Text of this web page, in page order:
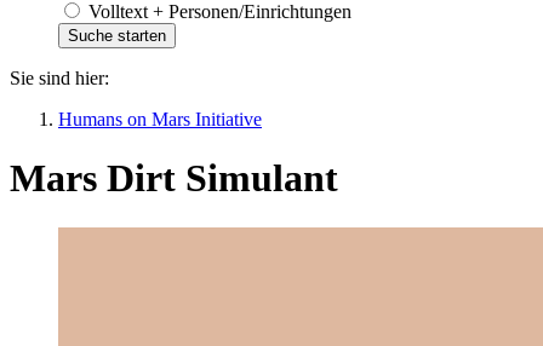
Volltext + Personen/Einrichtungen
Sie sind hier:
Humans on Mars Initiative
Mars Dirt Simulant